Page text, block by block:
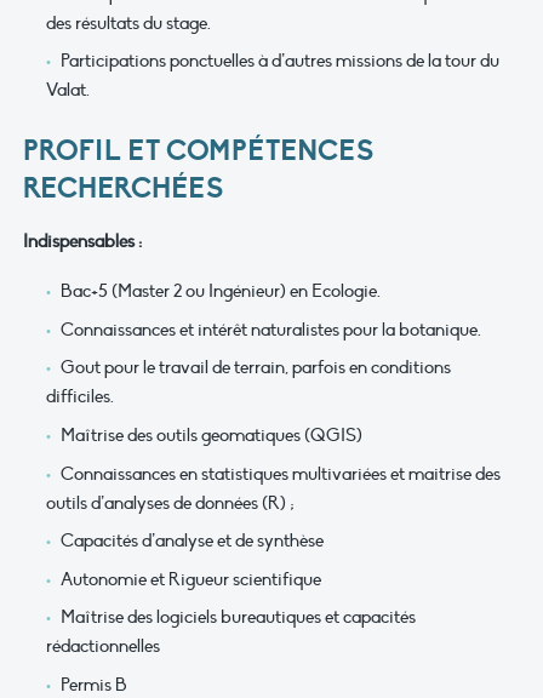
des résultats du stage.
Participations ponctuelles à d’autres missions de la tour du
Valat.
PROFIL ET COMPÉTENCES
RECHERCHÉES
Indispensables :
Bac+5 (Master 2 ou Ingénieur) en Ecologie.
Connaissances et intérêt naturalistes pour la botanique.
Gout pour le travail de terrain, parfois en conditions
difficiles.
Maîtrise des outils geomatiques (QGIS)
Connaissances en statistiques multivariées et maitrise des
outils d’analyses de données (R) ;
Capacités d’analyse et de synthèse
Autonomie et Rigueur scientifique
Maîtrise des logiciels bureautiques et capacités
rédactionnelles
Permis B